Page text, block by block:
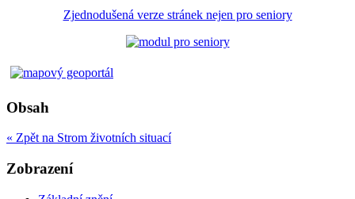
Zjednodušená verze stránek nejen pro seniory
Obsah
« Zpět na Strom životních situací
Zobrazení